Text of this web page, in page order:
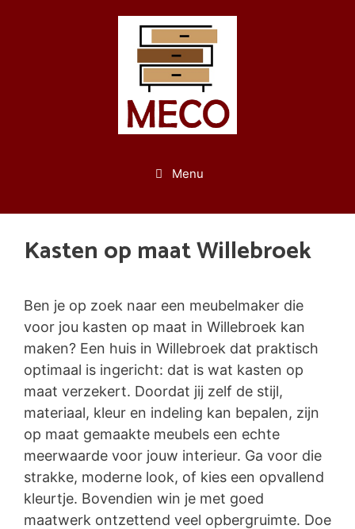
Menu
Kasten op maat Willebroek
Ben je op zoek naar een meubelmaker die
voor jou kasten op maat in Willebroek kan
maken? Een huis in Willebroek dat praktisch
optimaal is ingericht: dat is wat kasten op
maat verzekert. Doordat jij zelf de stijl,
materiaal, kleur en indeling kan bepalen, zijn
op maat gemaakte meubels een echte
meerwaarde voor jouw interieur. Ga voor die
strakke, moderne look, of kies een opvallend
kleurtje. Bovendien win je met goed
maatwerk ontzettend veel opbergruimte. Doe